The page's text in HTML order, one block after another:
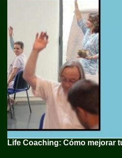
Life Coaching: Cómo mejorar